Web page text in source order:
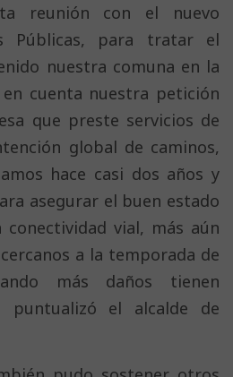
reunión con el nuevo
Públicas, para tratar el
nuestra comuna en la
cuenta nuestra petición
que preste servicios de
global de caminos,
hace casi dos años y
asegurar el buen estado
vial, más aún
a la temporada de
más daños tienen
puntualizó el alcalde de